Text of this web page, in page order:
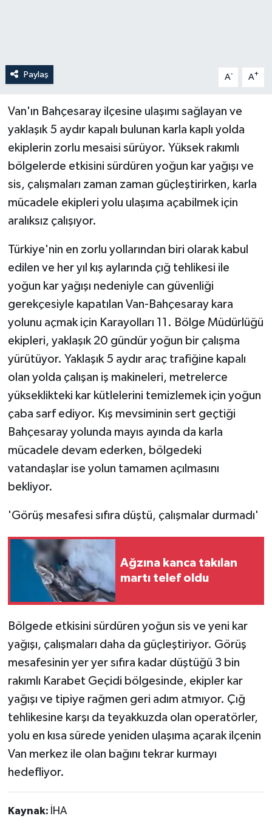
Paylaş A- A+
Van'ın Bahçesaray ilçesine ulaşımı sağlayan ve
yaklaşık 5 aydır kapalı bulunan karla kaplı yolda
ekiplerin zorlu mesaisi sürüyor. Yüksek rakımlı
bölgelerde etkisini sürdüren yoğun kar yağışı ve
sis, çalışmaları zaman zaman güçleştirirken, karla
mücadele ekipleri yolu ulaşıma açabilmek için
aralıksız çalışıyor.
Türkiye'nin en zorlu yollarından biri olarak kabul
edilen ve her yıl kış aylarında çığ tehlikesi ile
yoğun kar yağışı nedeniyle can güvenliği
gerekçesiyle kapatılan Van-Bahçesaray kara
yolunu açmak için Karayolları 11. Bölge Müdürlüğü
ekipleri, yaklaşık 20 gündür yoğun bir çalışma
yürütüyor. Yaklaşık 5 aydır araç trafiğine kapalı
olan yolda çalışan iş makineleri, metrelerce
yükseklikteki kar kütlelerini temizlemek için yoğun
çaba sarf ediyor. Kış mevsiminin sert geçtiği
Bahçesaray yolunda mayıs ayında da karla
mücadele devam ederken, bölgedeki
vatandaşlar ise yolun tamamen açılmasını
bekliyor.
'Görüş mesafesi sıfıra düştü, çalışmalar durmadı'
Ağzına kanca takılan
martı telef oldu
Bölgede etkisini sürdüren yoğun sis ve yeni kar
yağışı, çalışmaları daha da güçleştiriyor. Görüş
mesafesinin yer yer sıfıra kadar düştüğü 3 bin
rakımlı Karabet Geçidi bölgesinde, ekipler kar
yağışı ve tipiye rağmen geri adım atmıyor. Çığ
tehlikesine karşı da teyakkuzda olan operatörler,
yolu en kısa sürede yeniden ulaşıma açarak ilçenin
Van merkez ile olan bağını tekrar kurmayı
hedefliyor.
Kaynak: İHA